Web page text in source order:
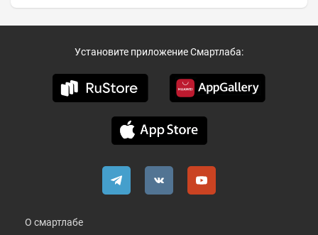
Установите приложение Смартлаба:
О смартлабе